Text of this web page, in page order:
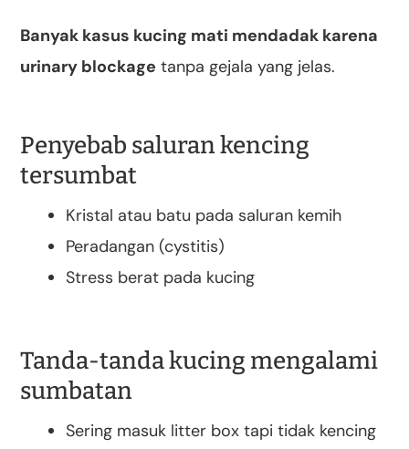
Banyak kasus kucing mati mendadak karena
urinary blockage tanpa gejala yang jelas.
Penyebab saluran kencing
tersumbat
Kristal atau batu pada saluran kemih
Peradangan (cystitis)
Stress berat pada kucing
Tanda-tanda kucing mengalami
sumbatan
Sering masuk litter box tapi tidak kencing